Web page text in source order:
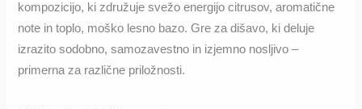
kompozicijo, ki združuje svežo energijo citrusov, aromatične
note in toplo, moško lesno bazo. Gre za dišavo, ki deluje
izrazito sodobno, samozavestno in izjemno nosljivo –
primerna za različne priložnosti.